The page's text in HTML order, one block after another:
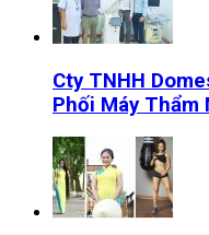
Cty TNHH
Phối Máy Thẩm